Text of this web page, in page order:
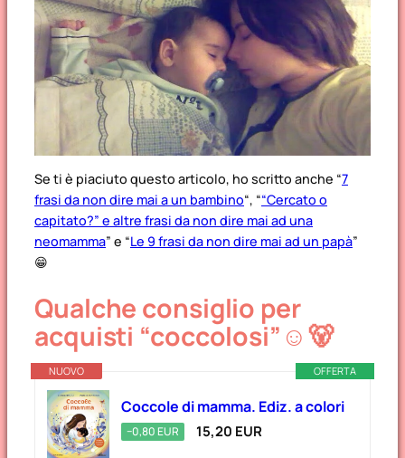
Se ti è piaciuto questo articolo, ho scritto anche “7
frasi da non dire mai a un bambino“, ““Cercato o
capitato?” e altre frasi da non dire mai ad una
neomamma” e “Le 9 frasi da non dire mai ad un papà”
😁
Qualche consiglio per
acquisti “coccolosi”☺️🐻
OFFERTA
NUOVO
Coccole di mamma. Ediz. a colori
−0,80 EUR 15,20 EUR